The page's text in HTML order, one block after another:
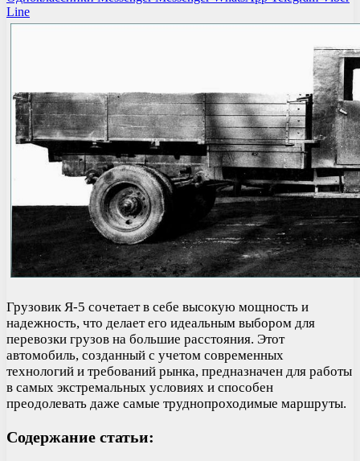
Line
Грузовик Я-5 сочетает в себе высокую мощность и
надежность, что делает его идеальным выбором для
перевозки грузов на большие расстояния. Этот
автомобиль, созданный с учетом современных
технологий и требований рынка, предназначен для работы
в самых экстремальных условиях и способен
преодолевать даже самые труднопроходимые маршруты.
Содержание статьи: